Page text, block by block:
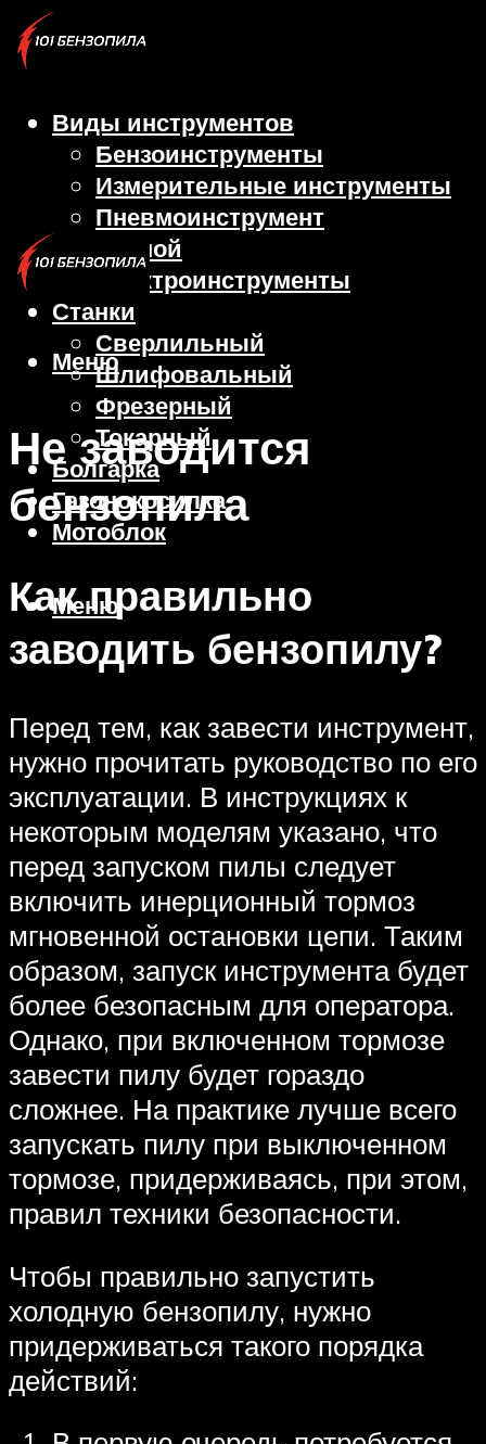
Виды инструментов
Бензоинструменты
Измерительные инструменты
Пневмоинструмент
Ручной
Электроинструменты
Станки
Сверлильный
Шлифовальный
Фрезерный
Токарный
Болгарка
Газонокосилка
Мотоблок
Меню
Меню
Не заводится
бензопила
Как правильно
заводить бензопилу?
Перед тем, как завести инструмент,
нужно прочитать руководство по его
эксплуатации. В инструкциях к
некоторым моделям указано, что
перед запуском пилы следует
включить инерционный тормоз
мгновенной остановки цепи. Таким
образом, запуск инструмента будет
более безопасным для оператора.
Однако, при включенном тормозе
завести пилу будет гораздо
сложнее. На практике лучше всего
запускать пилу при выключенном
тормозе, придерживаясь, при этом,
правил техники безопасности.
Чтобы правильно запустить
холодную бензопилу, нужно
придерживаться такого порядка
действий: